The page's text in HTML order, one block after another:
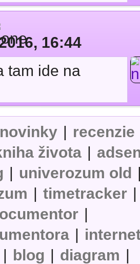
16:44
tam ide na
novinky | recenzie
života |
| univerozum old
| timetracker |
|
|
| blog | diagram |